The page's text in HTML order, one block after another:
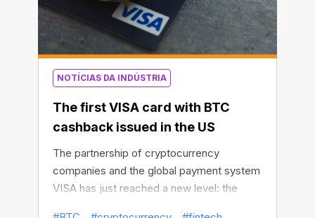
can pay for goods and services wherever
MasterCard is accepted.
NOTÍCIAS DA INDÚSTRIA
The first VISA card with BTC
cashback issued in the US
The partnership of cryptocurrency
companies and the global payment system
VISA has just reached a new level: the